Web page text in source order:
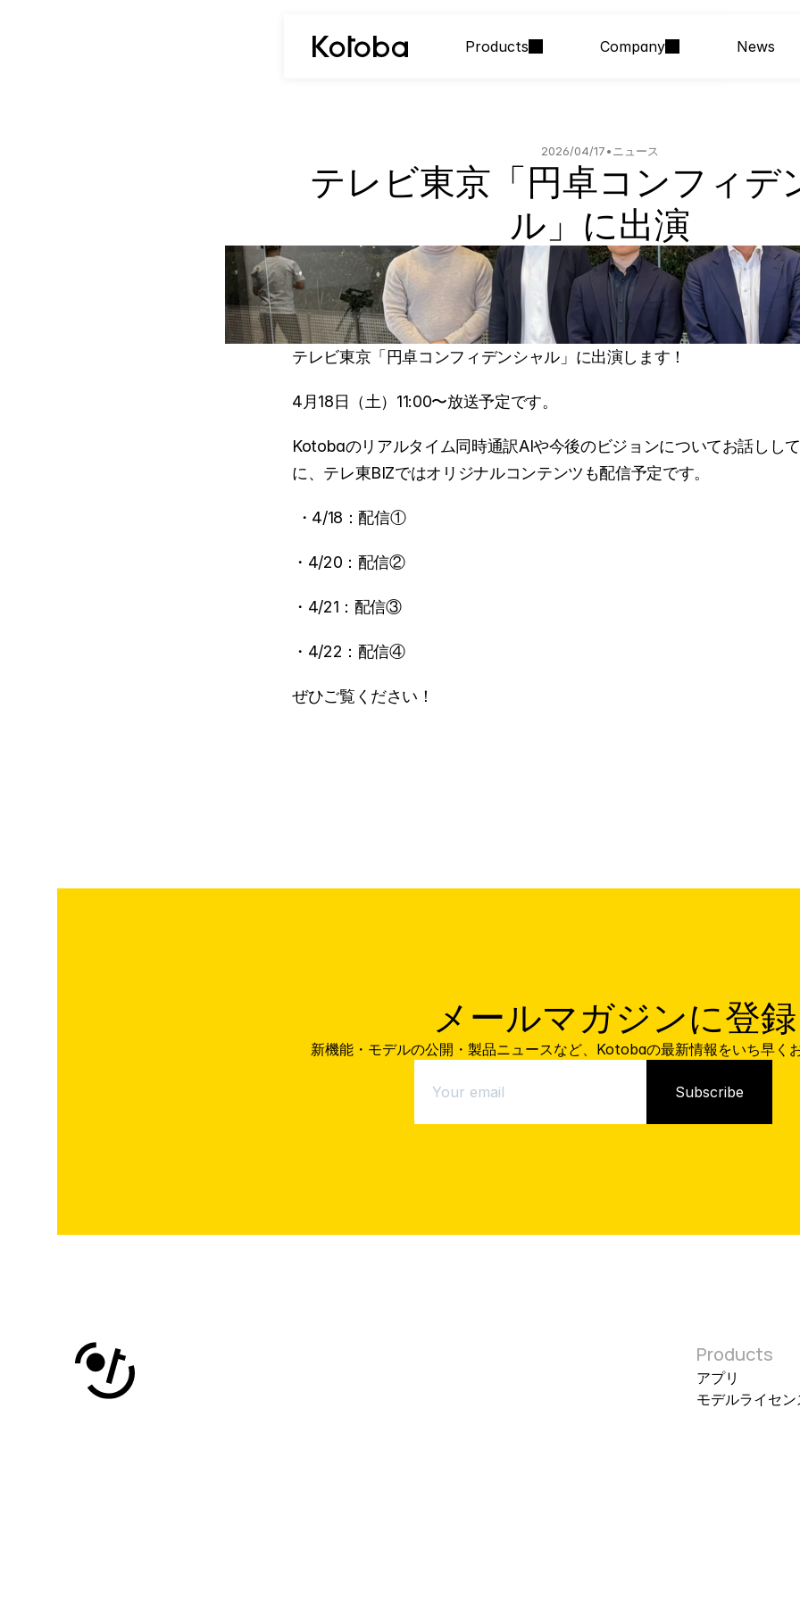
Products Company News
2026/04/17• ニュース
テレビ東京「円卓コンフィデ
ル」に出演
テレビ東京「円卓コンフィデンシャル」に出演します！
4月18日（土）11:00〜放送予定です。
Kotobaのリアルタイム同時通訳AIや今後のビジョンについてお話しし
に、テレ東BIZではオリジナルコンテンツも配信予定です。
・4/18：配信①
・4/20：配信②
・4/21：配信③
・4/22：配信④
ぜひご覧ください！
    メールマガジンに登録
新機能・モデルの公開・製品ニュースなど、Kotobaの最新情報をいち早く
Products
​アプリ
モデルライセン